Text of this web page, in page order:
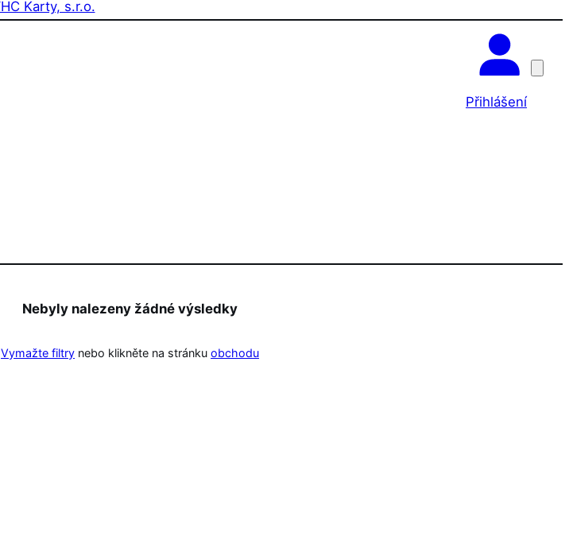
Přihlášení
Nebyly nalezeny žádné výsledky
Vymažte filtry nebo klikněte na stránkuobchodu